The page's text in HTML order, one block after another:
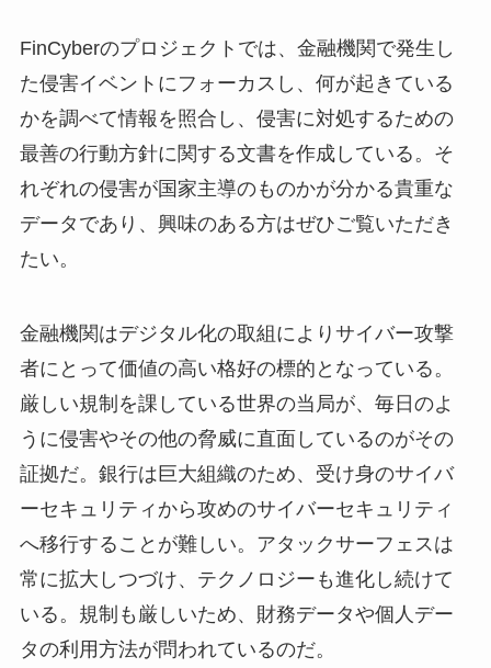
FinCyberのプロジェクトでは、金融機関で発生し
た侵害イベントにフォーカスし、何が起きている
かを調べて情報を照合し、侵害に対処するための
最善の行動方針に関する文書を作成している。そ
れぞれの侵害が国家主導のものかが分かる貴重な
データであり、興味のある方はぜひご覧いただき
たい。
金融機関はデジタル化の取組によりサイバー攻撃
者にとって価値の高い格好の標的となっている。
厳しい規制を課している世界の当局が、毎日のよ
うに侵害やその他の脅威に直面しているのがその
証拠だ。銀行は巨大組織のため、受け身のサイバ
ーセキュリティから攻めのサイバーセキュリティ
へ移行することが難しい。アタックサーフェスは
常に拡大しつづけ、テクノロジーも進化し続けて
いる。規制も厳しいため、財務データや個人デー
タの利用方法が問われているのだ。